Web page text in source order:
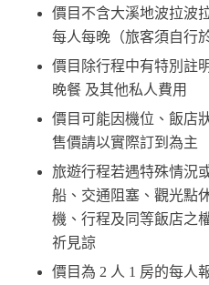
價目不含大溪地波拉波
每人每晚（旅客須自行
價目除行程中有特別註
晚餐 及其他私人費用
價目可能因機位、飯店
售價請以實際訂到為主
旅遊行程若遇特殊情況
船、交通阻塞、觀光點
機、行程及同等飯店之
祈見諒
價目為 2 人 1 房的每人